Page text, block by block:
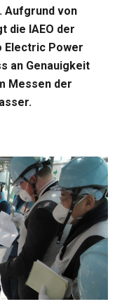
Aufgrund von
die IAEO der
Power
an Genauigkeit
Messen der